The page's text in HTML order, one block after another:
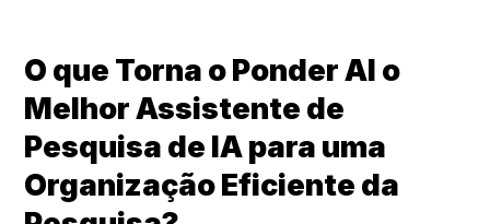
O que Torna o Ponder AI o
Melhor Assistente de
Pesquisa de IA para uma
Organização Eficiente da